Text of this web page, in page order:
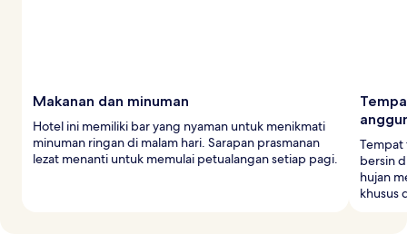
Makanan dan minuman
Hotel ini memiliki bar yang nyaman untuk menikmati
minuman ringan di malam hari. Sarapan prasmanan
lezat menanti untuk memulai petualangan setiap pagi.
bersin
hujan
khusus